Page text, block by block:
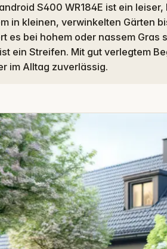
in kleinen, verwinkelten Gärten
es bei hohem oder nassem Gras
ein Streifen. Mit gut verlegtem
im Alltag zuverlässig.